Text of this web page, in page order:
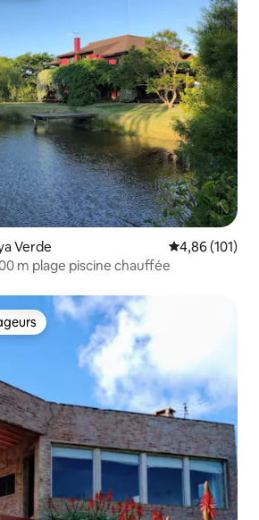
Verde Évaluation
4,86 (101)
m plage piscine chauffée